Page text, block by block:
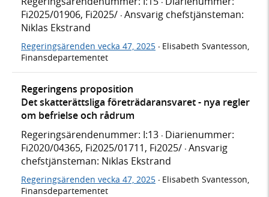
Fi2025/01906, Fi2025/ · Ansvarig chefstjänsteman:
Niklas Ekstrand
Regeringsärenden vecka 47, 2025 · Elisabeth Svantesson,
Finansdepartementet
Regeringens proposition
Det skatterättsliga företrädaransvaret - nya regler
om befrielse och rådrum
Regeringsärendenummer: I:13 · Diarienummer:
Fi2020/04365, Fi2025/01711, Fi2025/ · Ansvarig
chefstjänsteman: Niklas Ekstrand
Regeringsärenden vecka 47, 2025 · Elisabeth Svantesson,
Finansdepartementet